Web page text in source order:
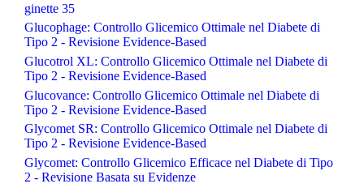
ginette 35
Glucophage: Controllo Glicemico Ottimale nel Diabete di
Tipo 2 - Revisione Evidence-Based
Glucotrol XL: Controllo Glicemico Ottimale nel Diabete di
Tipo 2 - Revisione Evidence-Based
Glucovance: Controllo Glicemico Ottimale nel Diabete di
Tipo 2 - Revisione Evidence-Based
Glycomet SR: Controllo Glicemico Ottimale nel Diabete di
Tipo 2 - Revisione Evidence-Based
Glycomet: Controllo Glicemico Efficace nel Diabete di Tipo
2 - Revisione Basata su Evidenze